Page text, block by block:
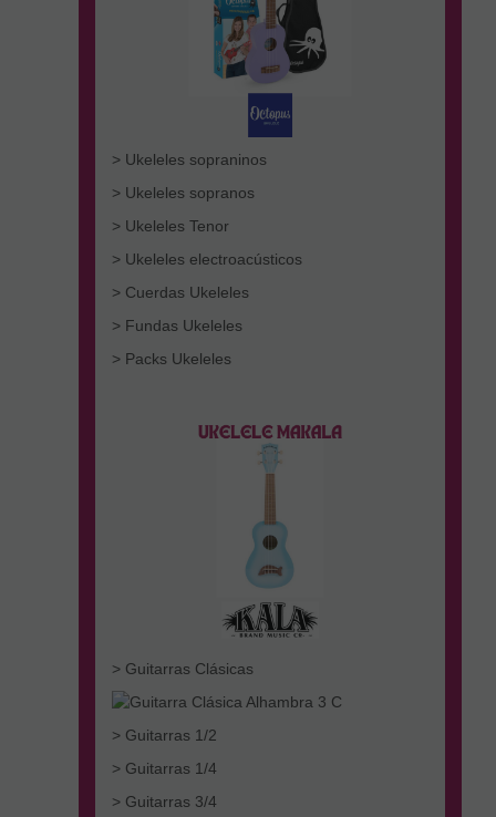
> Ukeleles sopraninos
> Ukeleles sopranos
> Ukeleles Tenor
> Ukeleles electroacústicos
> Cuerdas Ukeleles
> Fundas Ukeleles
> Packs Ukeleles
> Guitarras Clásicas
> Guitarras 1/2
> Guitarras 1/4
> Guitarras 3/4